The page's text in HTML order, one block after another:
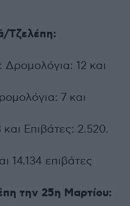
Τζελέπη:
12 και
7 και
Επιβάτες: 2.520.
14.134 επιβάτες
την 25η Μαρτίου: